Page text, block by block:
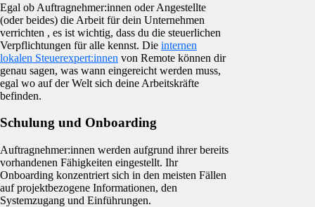
Egal ob Auftragnehmer:innen oder Angestellte
(oder beides) die Arbeit für dein Unternehmen
verrichten , es ist wichtig, dass du die steuerlichen
Verpflichtungen für alle kennst. Die internen
lokalen Steuerexpert:innen von Remote können dir
genau sagen, was wann eingereicht werden muss,
egal wo auf der Welt sich deine Arbeitskräfte
befinden.
Schulung und Onboarding
Auftragnehmer:innen werden aufgrund ihrer bereits
vorhandenen Fähigkeiten eingestellt. Ihr
Onboarding konzentriert sich in den meisten Fällen
auf projektbezogene Informationen, den
Systemzugang und Einführungen.